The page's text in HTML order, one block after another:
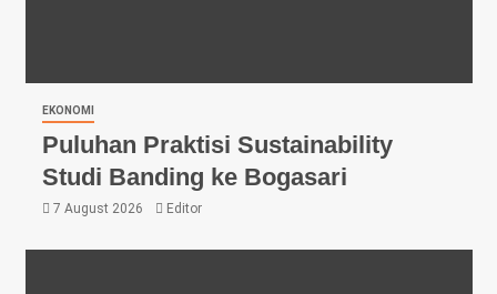
EKONOMI
Puluhan Praktisi Sustainability
Studi Banding ke Bogasari
7 August 2026 Editor